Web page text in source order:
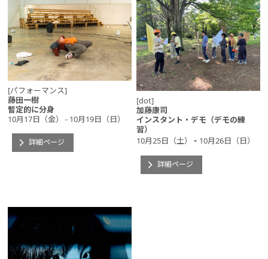
[パフォーマンス]
藤田一樹
暫定的に分身
10月17日（金） - 10月19日（日）
詳細ページ
[dot]
加藤康司
インスタント・デモ（デモの練
習）
10月25日（土）- 10月26日（日）
詳細ページ